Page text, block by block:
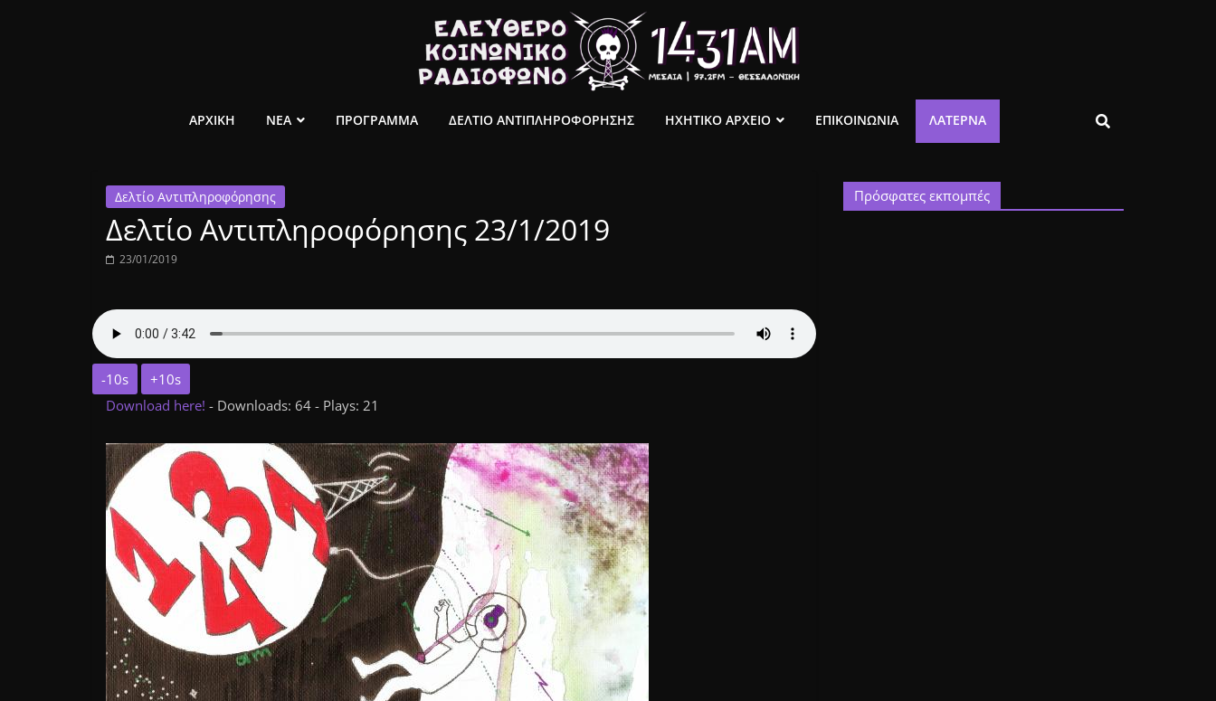
ελεύθερο
ραδιόφωνο
1431AM
ΑΡΧΙΚΗ ΝΕΑ ΠΡΟΓΡΑΜΜΑ ΔΕΛΤΙΟ ΑΝΤΙΠΛΗΡΟΦΟΡΗΣΗΣ ΗΧΗΤΙΚΟ ΑΡΧΕΙΟ ΕΠΙΚΟΙΝΩΝΙΑ ΛΑΤΈΡΝΑ
Δελτίο Αντιπληροφόρησης
Δελτίο Αντιπληροφόρησης 23/1/2019
23/01/2019
-10s
+10s
Download here! - Downloads: 64 - Plays: 21
Πρόσφατες εκπομπές